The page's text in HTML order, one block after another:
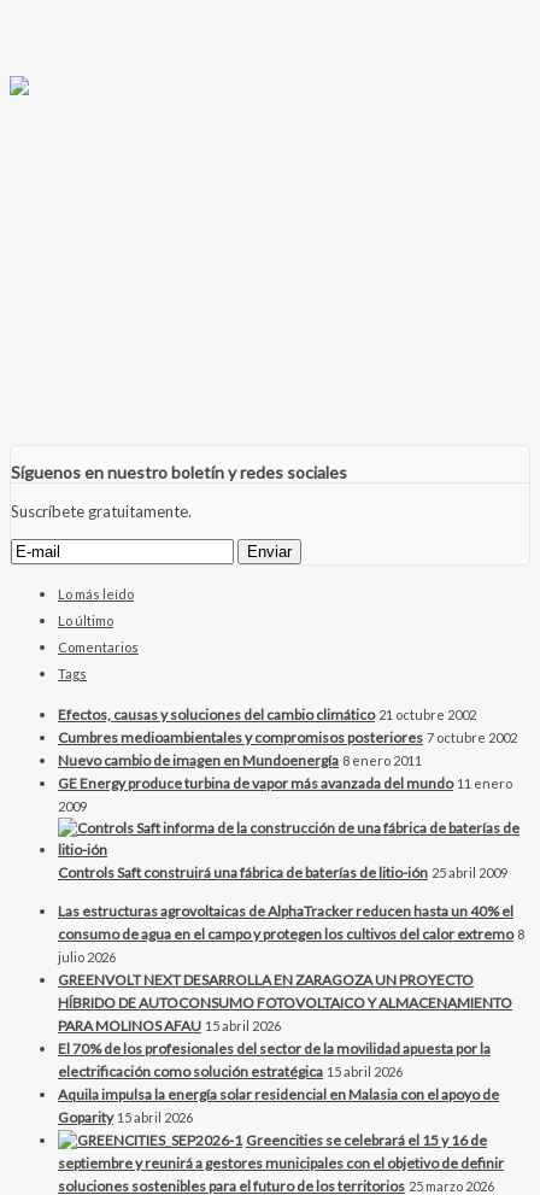
Síguenos en nuestro boletín y redes sociales
Suscríbete gratuitamente.
Lo más leído
Lo último
Comentarios
Tags
Efectos, causas y soluciones del cambio climático 21 octubre 2002
Cumbres medioambientales y compromisos posteriores 7 octubre 2002
Nuevo cambio de imagen en Mundoenergía 8 enero 2011
GE Energy produce turbina de vapor más avanzada del mundo 11 enero
2009
Controls Saft construirá una fábrica de baterías de litio-ión 25 abril 2009
Las estructuras agrovoltaicas de AlphaTracker reducen hasta un 40% el
consumo de agua en el campo y protegen los cultivos del calor extremo 8
julio 2026
GREENVOLT NEXT DESARROLLA EN ZARAGOZA UN PROYECTO
HÍBRIDO DE AUTOCONSUMO FOTOVOLTAICO Y ALMACENAMIENTO
PARA MOLINOS AFAU 15 abril 2026
El 70% de los profesionales del sector de la movilidad apuesta por la
electrificación como solución estratégica 15 abril 2026
Aquila impulsa la energía solar residencial en Malasia con el apoyo de
Goparity 15 abril 2026
Greencities se celebrará el 15 y 16 de
septiembre y reunirá a gestores municipales con el objetivo de definir
soluciones sostenibles para el futuro de los territorios 25 marzo 2026